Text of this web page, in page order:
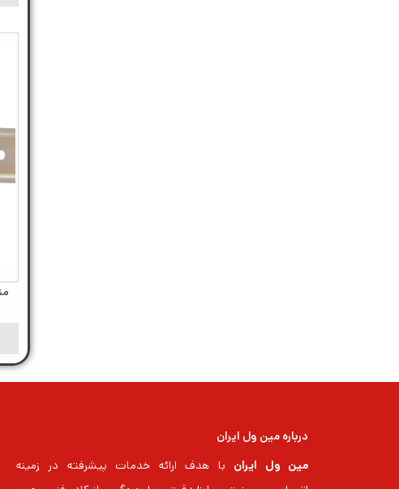
درباره مین ول ایران
مین ول ایران با هدف ارائه خدمات پیشرفته در زمینه